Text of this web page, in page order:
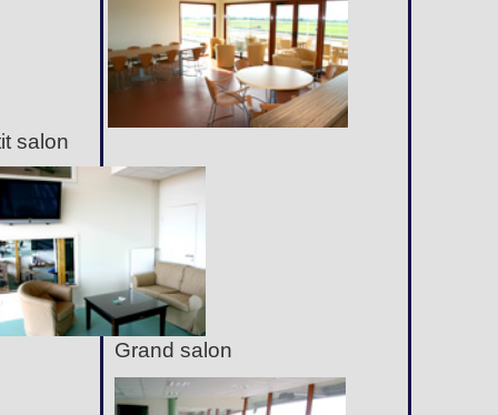
salon
Grand salon